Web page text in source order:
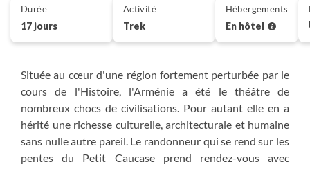
Située au cœur d'une région fortement perturbée par le
cours de l'Histoire, l'Arménie a été le théâtre de
nombreux chocs de civilisations. Pour autant elle en a
hérité une richesse culturelle, architecturale et humaine
sans nulle autre pareil. Le randonneur qui se rend sur les
pentes du Petit Caucase prend rendez-vous avec
Durée
17 jours
Activité
Trek
Hébergements
En hôtel